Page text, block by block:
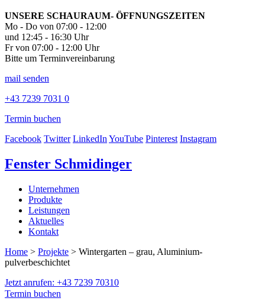
UNSERE SCHAURAUM- ÖFFNUNGSZEITEN
Mo - Do von 07:00 - 12:00
und 12:45 - 16:30 Uhr
Fr von 07:00 - 12:00 Uhr
Bitte um Terminvereinbarung
mail senden
+43 7239 7031 0
Termin buchen
Facebook Twitter LinkedInYouTube Pinterest Instagram
Fenster Schmidinger
Unternehmen
Produkte
Leistungen
Aktuelles
Kontakt
Home > Projekte > Wintergarten – grau, Aluminium-
pulverbeschichtet
Jetzt anrufen: +43 7239 70310
Termin buchen